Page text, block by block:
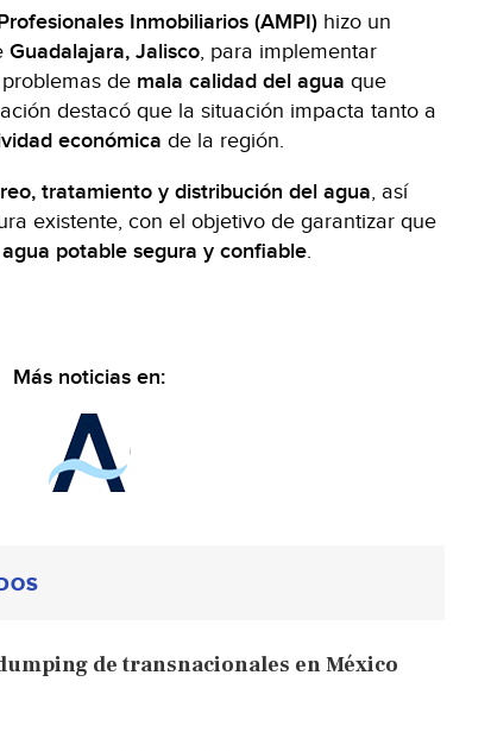
Inmobiliarios (AMPI) hizo un
Guadalajara, Jalisco, para implementar
de mala calidad del agua que
destacó que la situación impacta tanto a
económica de la región.
tratamiento y distribución del agua, así
existente, con el objetivo de garantizar que
agua potable segura y confiable.
Más noticias en:
de transnacionales en México